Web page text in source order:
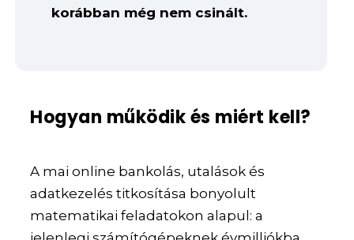
korábban még nem csinált.
Hogyan működik és miért kell?
A mai online bankolás, utalások és
adatkezelés titkosítása bonyolult
matematikai feladatokon alapul: a